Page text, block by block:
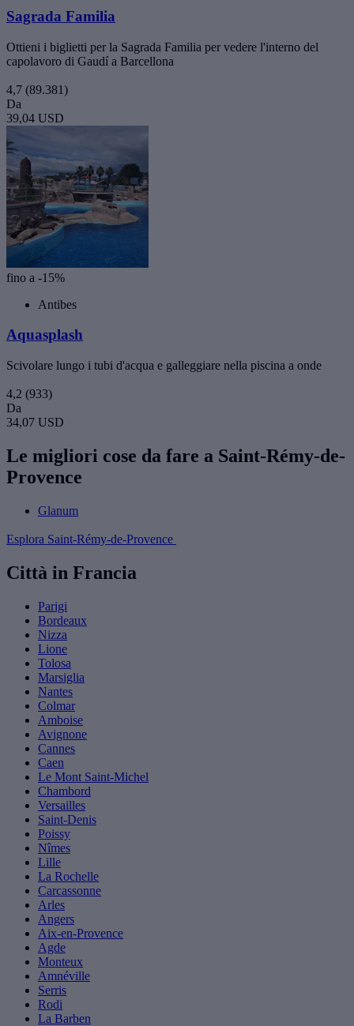
Sagrada Familia
Ottieni i biglietti per la Sagrada Familia per vedere l'interno del
capolavoro di Gaudí a Barcellona
4,7 (89.381)
Da
39,04 USD
fino a -15%
Antibes
Aquasplash
Scivolare lungo i tubi d'acqua e galleggiare nella piscina a onde
4,2 (933)
Da
34,07 USD
Le migliori cose da fare a Saint-Rémy-de-
Provence
Glanum
Esplora Saint-Rémy-de-Provence
Città in Francia
Parigi
Bordeaux
Nizza
Lione
Tolosa
Marsiglia
Nantes
Colmar
Amboise
Avignone
Cannes
Caen
Le Mont Saint-Michel
Chambord
Versailles
Saint-Denis
Poissy
Nîmes
Lille
La Rochelle
Carcassonne
Arles
Angers
Aix-en-Provence
Agde
Monteux
Amnéville
Serris
Rodi
La Barben